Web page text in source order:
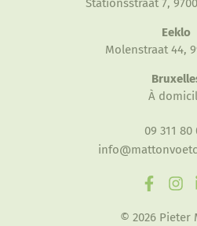
Stationsstraat 7,
Eeklo
Molenstraat 44,
À
09 311 80
© 2026 Pieter